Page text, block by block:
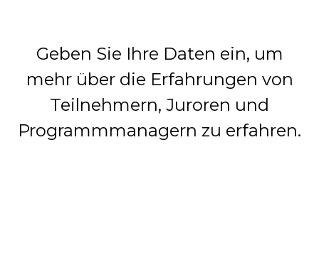
Geben Sie Ihre Daten ein, um
mehr über die Erfahrungen von
Teilnehmern, Juroren und
Programmmanagern zu erfahren.